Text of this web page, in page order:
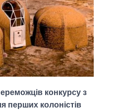
конкурсу з
перших колоністів